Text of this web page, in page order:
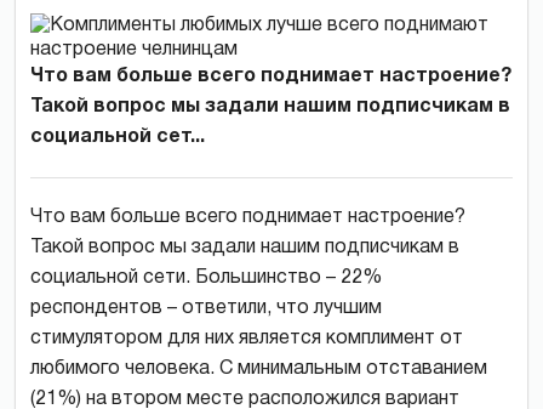
Что вам больше всего поднимает настроение?
Такой вопрос мы задали нашим подписчикам в
социальной сет...
Что вам больше всего поднимает настроение?
Такой вопрос мы задали нашим подписчикам в
социальной сети. Большинство – 22%
респондентов – ответили, что лучшим
стимулятором для них является комплимент от
любимого человека. С минимальным отставанием
(21%) на втором месте расположился вариант